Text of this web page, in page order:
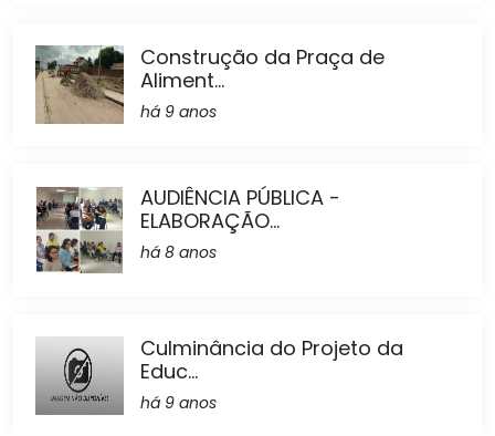
Construção da Praça de
Aliment...
há 9 anos
AUDIÊNCIA PÚBLICA -
ELABORAÇÃO...
há 8 anos
Culminância do Projeto da
Educ...
há 9 anos